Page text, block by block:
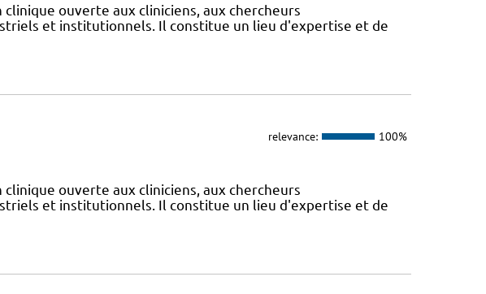
ouverte aux cliniciens, aux chercheurs
et institutionnels. Il constitue un lieu d'expertise et de
relevance: 100%
ouverte aux cliniciens, aux chercheurs
et institutionnels. Il constitue un lieu d'expertise et de